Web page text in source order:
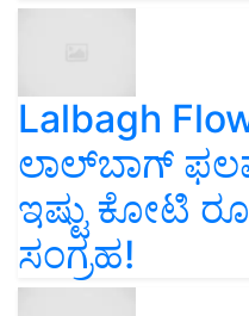
Lalbagh
ಲಾಲ್‌ಬಾಗ್
ಇಷ್ಟು ಕೋಟಿ
ಸಂಗ್ರಹ!